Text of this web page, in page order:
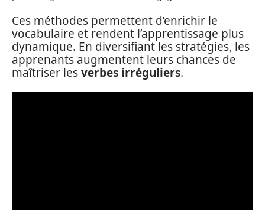
Ces méthodes permettent d’enrichir le
vocabulaire et rendent l’apprentissage plus
dynamique. En diversifiant les stratégies, les
apprenants augmentent leurs chances de
maîtriser lesverbes irréguliers.